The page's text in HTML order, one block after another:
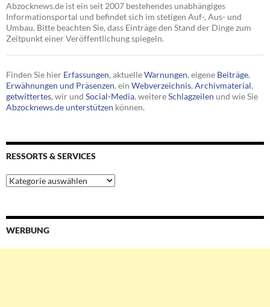
Abzocknews.de ist ein seit 2007 bestehendes unabhängiges
Informationsportal und befindet sich im stetigen Auf-, Aus- und
Umbau. Bitte beachten Sie, dass Einträge den Stand der Dinge zum
Zeitpunkt einer Veröffentlichung spiegeln.
Finden Sie hier Erfassungen, aktuelleWarnungen, eigene Beiträge,
Erwähnungen und Präsenzen, ein Webverzeichnis, Archivmaterial,
getwittertes, wir und Social-Media, weitereSchlagzeilen und wie Sie
Abzocknews.de unterstützen können.
RESSORTS & SERVICES
Ressorts
&
WERBUNG